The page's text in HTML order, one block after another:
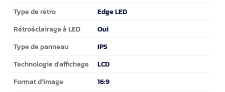
Type de rétro Edge LED
Rétroéclairage à LED Oui
Type de panneau IPS
Technologie d'affichage LCD
Format d'image 16:9